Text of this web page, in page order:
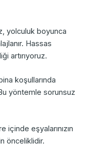
yolculuk boyunca
Hassas
artırıyoruz.
koşullarında
yöntemle sorunsuz
içinde eşyalarınızın
önceliklidir.